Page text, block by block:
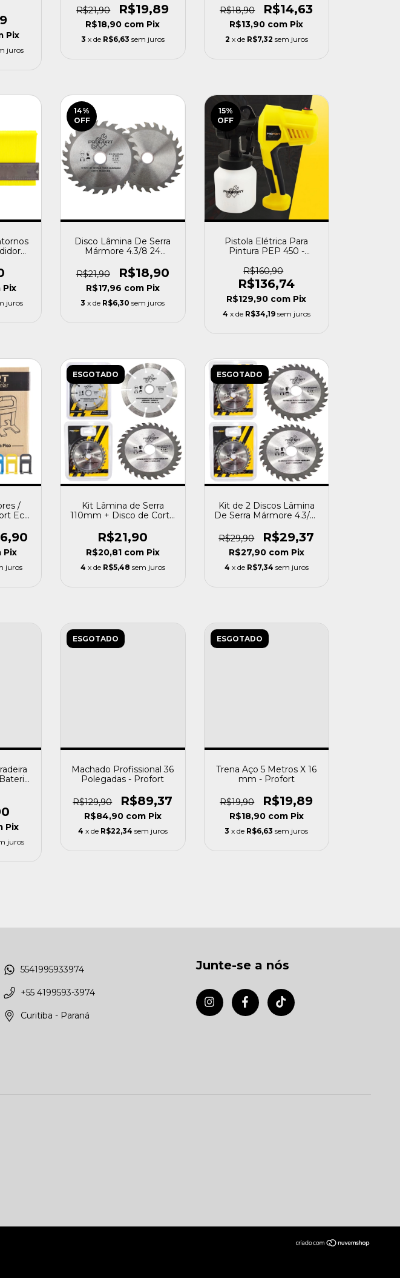
Pix
juros
R$21,90
R$19,89
R$18,90 com Pix
3 x de R$6,63 sem juros
R$18,90
R$14,63
R$13,90 com Pix
2 x de R$7,32 sem juros
Pix
juros
14%
OFF
Disco Lâmina De Serra
Mármore 4.3/8 24
Profort
R$21,90 R$18,90
R$17,96 com Pix
3 x de R$6,30 sem juros
15%
OFF
Pistola Elétrica Para
Pintura PEP 450 -
R$160,90
R$136,74
R$129,90 com Pix
4 x de R$34,19 sem juros
/
Eco
Pix
juros
ESGOTADO
Kit Lâmina de Serra
110mm + Disco de Corte
Profort
R$21,90
R$20,81 com Pix
4 x de R$5,48 sem juros
ESGOTADO
Kit de 2 Discos Lâmina
De Serra Mármore 4.3/8"
- Profort
R$29,90 R$29,37
R$27,90 com Pix
4 x de R$7,34 sem juros
Pix
juros
ESGOTADO
Machado Profissional 36
Polegadas - Profort
R$129,90 R$89,37
R$84,90 com Pix
4 x de R$22,34 sem juros
ESGOTADO
Trena Aço 5 Metros X 16
mm - Profort
R$19,90 R$19,89
R$18,90 com Pix
3 x de R$6,63 sem juros
5541995933974
+55 4199593-3974
Curitiba - Paraná
Junte-se a nós